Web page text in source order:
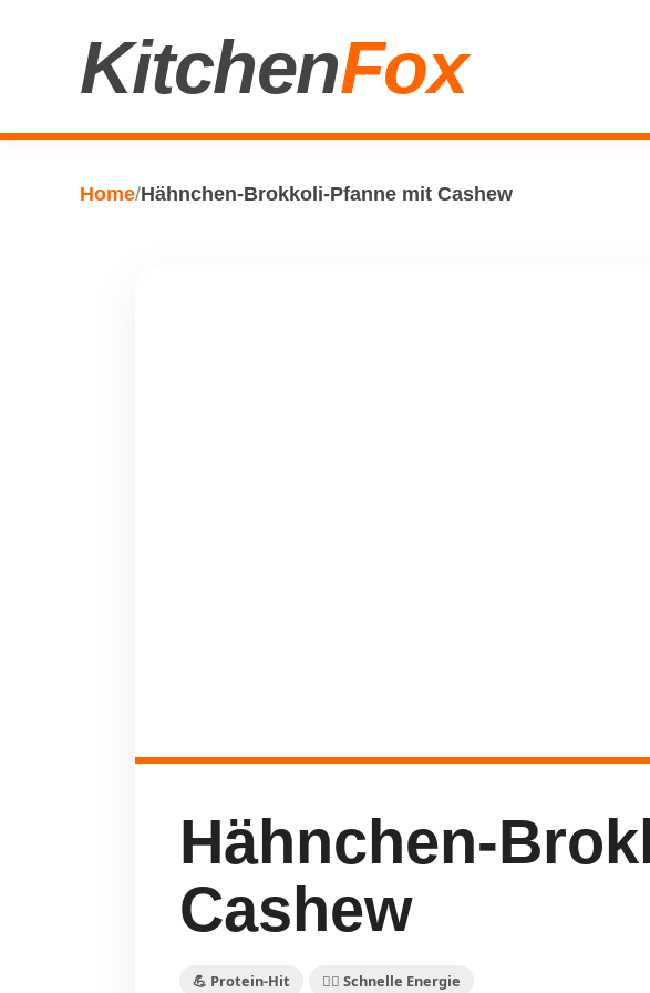
KitchenFox
Home/Hähnchen-Brokkoli-Pfanne mit Cashew
Hähnchen-
Cashew
💪 Protein-Hit 🏃‍♀️ Schnelle Energie